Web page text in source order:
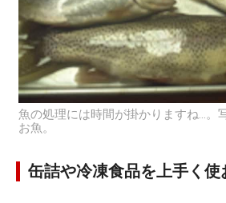
魚の処理には時間が掛かりますね…。
お魚。
缶詰や冷凍食品を上手く使